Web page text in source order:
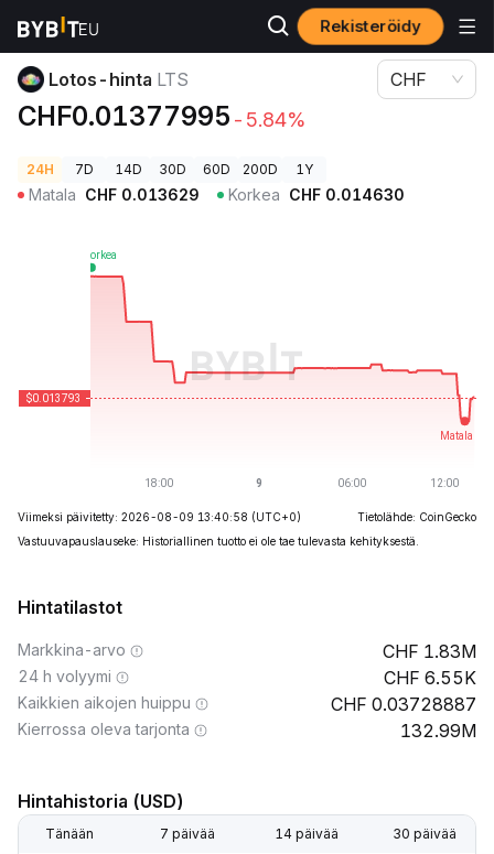
Rekisteröidy
Kryptohinnat
Lotos-hinta LTS
CHF0.01377995 -5.84%
CHF
24H 7D 14D 30D 60D 200D 1Y
Matala CHF 0.013629 Korkea CHF 0.014630
Viimeksi päivitetty: 2026-08-09 13:40:58 (UTC+0)
Tietolähde: CoinGecko
Vastuuvapauslauseke: Historiallinen tuotto ei ole tae tulevasta kehityksestä.
Hintatilastot
Markkina-arvo 1.83M
24 h volyymi 6.55K
Kaikkien aikojen huippu 0.03728887
Kierrossa oleva tarjonta 132.99M
Hintahistoria (USD)
Tänään 7 päivää 14 päivää 30 päivää